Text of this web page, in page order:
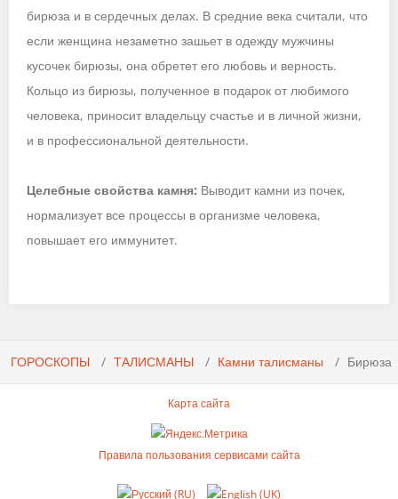
бирюза и в сердечных делах. В средние века считали, что
если женщина незаметно зашьет в одежду мужчины
кусочек бирюзы, она обретет его любовь и верность.
Кольцо из бирюзы, полученное в подарок от любимого
человека, приносит владельцу счастье и в личной жизни,
и в профессиональной деятельности.
Целебные свойства камня: Выводит камни из почек,
нормализует все процессы в организме человека,
повышает его иммунитет.
ГОРОСКОПЫ ТАЛИСМАНЫ Камни талисманы Бирюза
Карта сайта
Правила пользования сервисами сайта